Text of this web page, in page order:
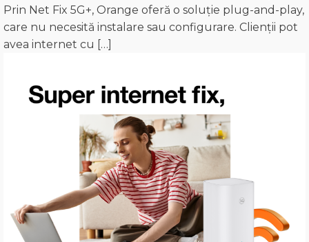
Prin Net Fix 5G+, Orange oferă o soluție plug-and-play,
care nu necesită instalare sau configurare. Clienții pot
avea internet cu […]